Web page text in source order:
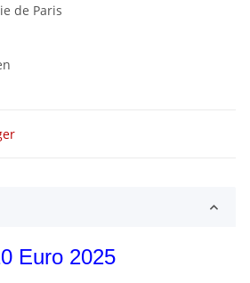
de Paris
Euro 2025